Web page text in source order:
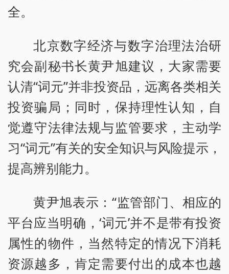
全。
北京数字经济与数字治理法治研
究会副秘书长黄尹旭建议，大家需要
认清“词元”并非投资品，远离各类相关
投资骗局；同时，保持理性认知，自
觉遵守法律法规与监管要求，主动学
习“词元”有关的安全知识与风险提示，
提高辨别能力。
黄尹旭表示：“监管部门、相应的
平台应当明确，‘词元’并不是带有投资
属性的物件，当然特定的情况下消耗
资源越多，肯定需要付出的成本也越